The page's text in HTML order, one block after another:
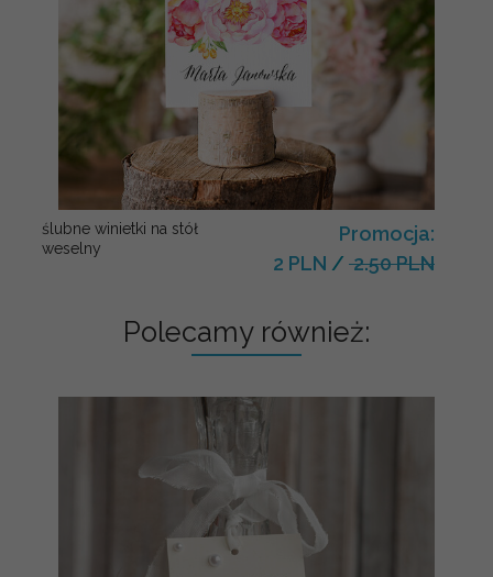
ślubne winietki na stół
weselny
Promocja:
2 PLN / 2.50 PLN
Polecamy również: